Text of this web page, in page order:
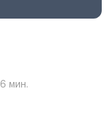
6 мин.